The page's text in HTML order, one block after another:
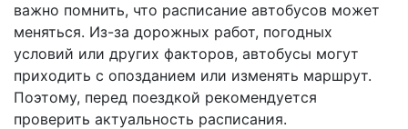
важно помнить, что расписание автобусов может
меняться. Из-за дорожных работ, погодных
условий или других факторов, автобусы могут
приходить с опозданием или изменять маршрут.
Поэтому, перед поездкой рекомендуется
проверить актуальность расписания.